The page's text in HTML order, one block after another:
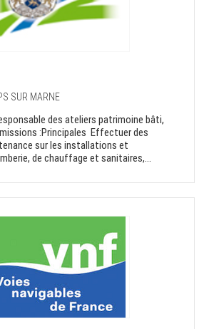
SUR MARNE
des ateliers patrimoine bâti,
:Principales Effectuer des
sur les installations et
de chauffage et sanitaires,...